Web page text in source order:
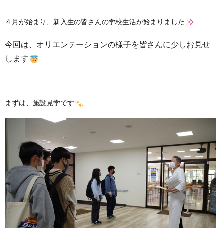
４月が始まり、新入生の皆さんの学校生活が始まりました
今回は、オリエンテーションの様子を皆さんに少しお見せ
します
まずは、施設見学です